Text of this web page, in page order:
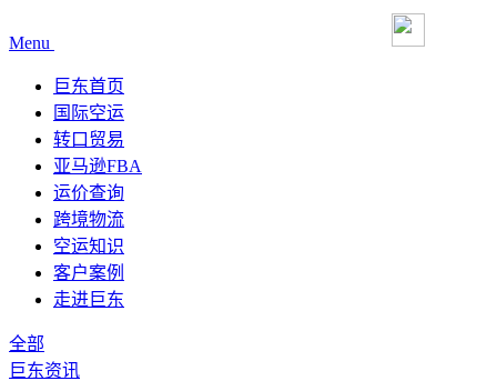
Menu
巨东首页
国际空运
转口贸易
亚马逊FBA
运价查询
跨境物流
空运知识
客户案例
走进巨东
全部
巨东资讯